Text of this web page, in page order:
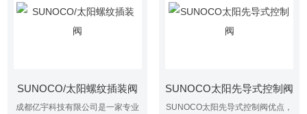
SUNOCO/太阳螺纹插装阀
成都亿宇科技有限公司是一家专业
SUNOCO太阳先导式控制阀
SUNOCO太阳先导式控制阀优点，